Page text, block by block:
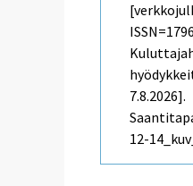
7.8.2026].
12-